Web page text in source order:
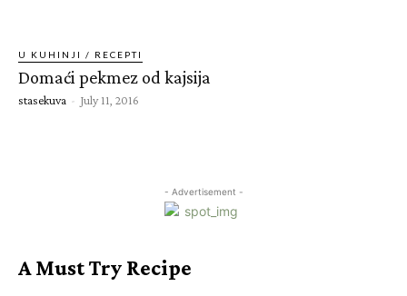
U KUHINJI / RECEPTI
Domaći pekmez od kajsija
stasekuva - July 11, 2016
- Advertisement -
A Must Try Recipe